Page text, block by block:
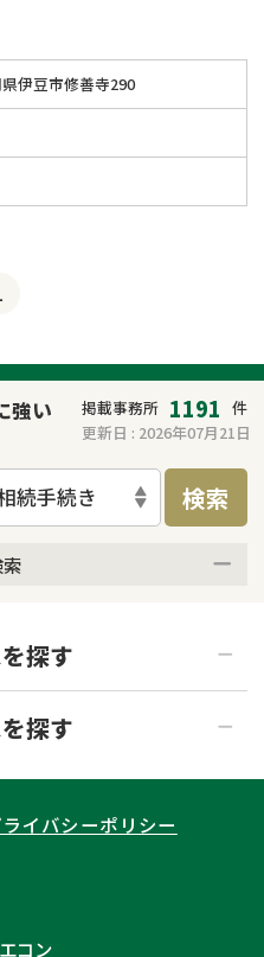
伊豆市修善寺290
強い
掲載事務所 1191 件
更新日 : 2026年07月21日
続手続き 検索
土日祝の相談可能
を探す
青森県
宮城県
神奈川県
を探す
遺産分割
イバシーポリシー
コン